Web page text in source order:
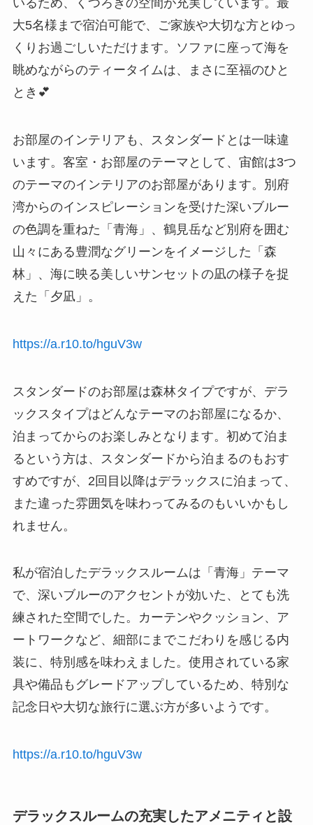
いるため、くつろぎの空間が充実しています。最
大5名様まで宿泊可能で、ご家族や大切な方とゆっ
くりお過ごしいただけます。ソファに座って海を
眺めながらのティータイムは、まさに至福のひと
とき💕
お部屋のインテリアも、スタンダードとは一味違
います。客室・お部屋のテーマとして、宙館は3つ
のテーマのインテリアのお部屋があります。別府
湾からのインスピレーションを受けた深いブルー
の色調を重ねた「青海」、鶴見岳など別府を囲む
山々にある豊潤なグリーンをイメージした「森
林」、海に映る美しいサンセットの凪の様子を捉
えた「夕凪」。
https://a.r10.to/hguV3w
スタンダードのお部屋は森林タイプですが、デラ
ックスタイプはどんなテーマのお部屋になるか、
泊まってからのお楽しみとなります。初めて泊ま
るという方は、スタンダードから泊まるのもおす
すめですが、2回目以降はデラックスに泊まって、
また違った雰囲気を味わってみるのもいいかもし
れません。
私が宿泊したデラックスルームは「青海」テーマ
で、深いブルーのアクセントが効いた、とても洗
練された空間でした。カーテンやクッション、ア
ートワークなど、細部にまでこだわりを感じる内
装に、特別感を味わえました。使用されている家
具や備品もグレードアップしているため、特別な
記念日や大切な旅行に選ぶ方が多いようです。
https://a.r10.to/hguV3w
デラックスルームの充実したアメニティと設